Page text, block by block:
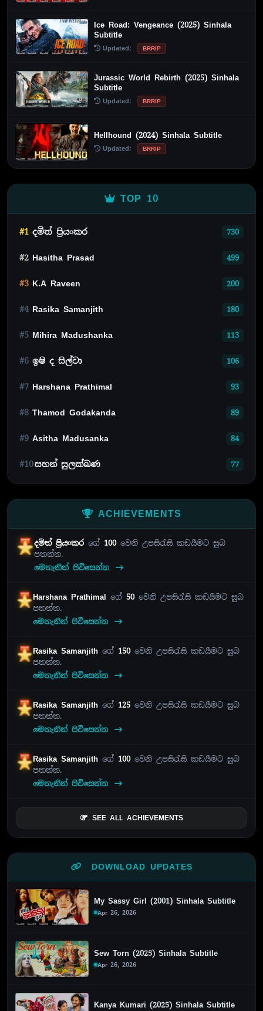
Ice Road: Vengeance (2025) Sinhala
Subtitle
Updated: BRRIP
Jurassic World Rebirth (2025) Sinhala
Subtitle
Updated: BRRIP
Hellhound (2024) Sinhala Subtitle
Updated: BRRIP
TOP 10
#1 දමිත් ප්‍රියංකර 730
#2 Hasitha Prasad 499
#3 K.A Raveen 200
#4 Rasika Samanjith 180
#5 Mihira Madushanka 113
#6 ඉෂි ද සිල්වා 106
#7 Harshana Prathimal 93
#8 Thamod Godakanda 89
#9 Asitha Madusanka 84
#10සහන් සුලක්ඛණ 77
ACHIEVEMENTS
දමිත් ප්‍රියංකරගේ 100වෙනි උපසිරැසි කඩයීමට සුබ
පතන්න.
මෙතැනින් පිවිසෙන්න
Harshana Prathimal ගේ 50වෙනි උපසිරැසි කඩයීමට සුබ
පතන්න.
මෙතැනින් පිවිසෙන්න
Rasika Samanjithගේ 150වෙනි උපසිරැසි කඩයීමට සුබ
පතන්න.
මෙතැනින් පිවිසෙන්න
Rasika Samanjithගේ 125 වෙනි උපසිරැසි කඩයීමට සුබ
පතන්න.
මෙතැනින් පිවිසෙන්න
Rasika Samanjithගේ 100වෙනි උපසිරැසි කඩයීමට සුබ
පතන්න.
මෙතැනින් පිවිසෙන්න
SEE ALL ACHIEVEMENTS
DOWNLOAD UPDATES
My Sassy Girl (2001) Sinhala Subtitle
Apr 26, 2026
Sew Torn (2025) Sinhala Subtitle
Apr 26, 2026
Kanya Kumari (2025) Sinhala Subtitle